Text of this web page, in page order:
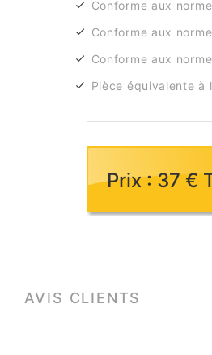
Conforme aux
Conforme aux
Conforme aux
Pièce équivalente à
Prix : 37 €
AVIS CLIENTS